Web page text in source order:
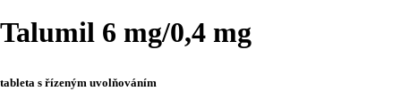
Talumil 6 mg/0,4 mg
tableta s řízeným uvolňováním